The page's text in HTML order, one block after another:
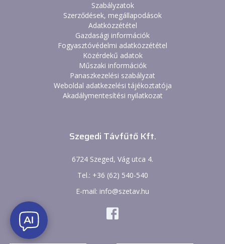
Szabályzatok
Szerződések, megállapodások
Adatközzététel
Gazdasági információk
Fogyasztóvédelmi adatközzététel
Közérdekű adatok
Műszaki információk
Panaszkezelési szabályzat
Weboldal adatkezelési tájékoztatója
Akadálymentesítési nyilatkozat
Szegedi Távfűtő Kft.
6724 Szeged, Vág utca 4.
Tel.: +36 (62) 540-540
E-mail: info@szetav.hu